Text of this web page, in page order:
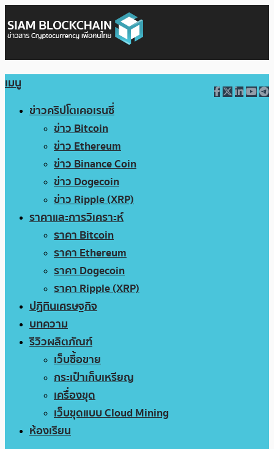
เมนู
ข่าวคริปโตเคอเรนซี่
ข่าว Bitcoin
ข่าว Ethereum
ข่าว Binance Coin
ข่าว Dogecoin
ข่าว Ripple (XRP)
ราคาและการวิเคราะห์
ราคา Bitcoin
ราคา Ethereum
ราคา Dogecoin
ราคา Ripple (XRP)
ปฏิทินเศรษฐกิจ
บทความ
รีวิวผลิตภัณฑ์
เว็บซื้อขาย
กระเป๋าเก็บเหรียญ
เครื่องขุด
เว็บขุดแบบ Cloud Mining
ห้องเรียน